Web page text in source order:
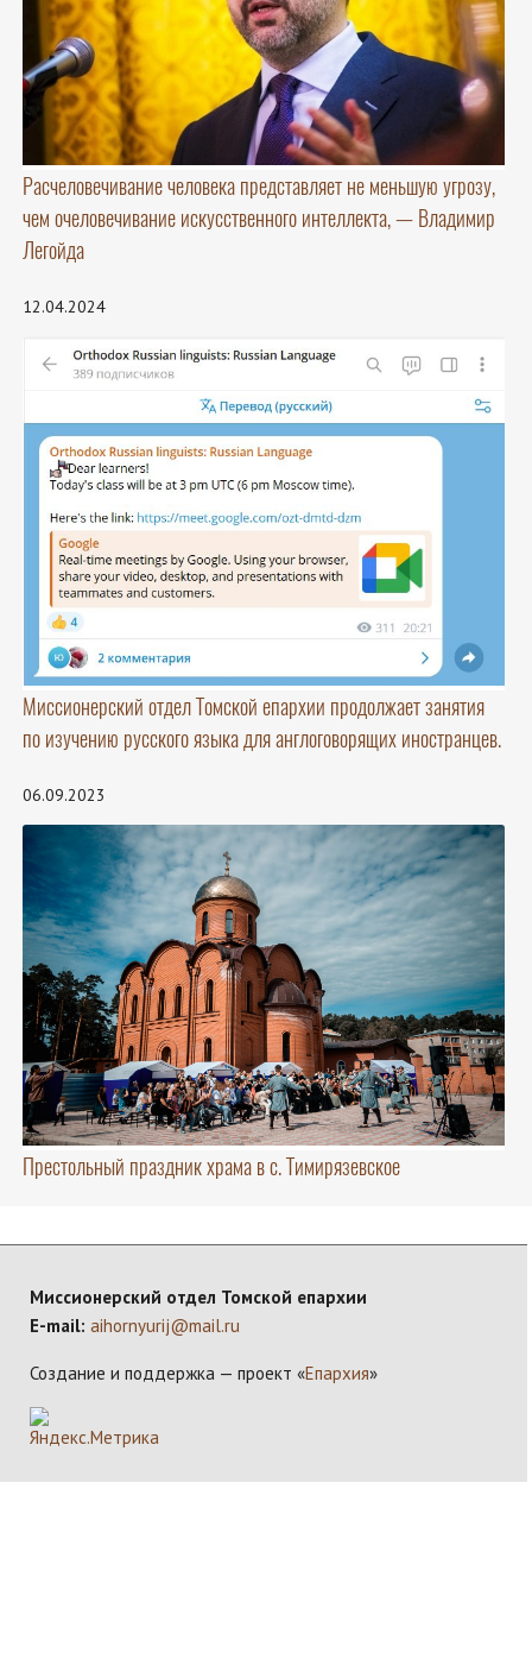
Расчеловечивание человека представляет не меньшую угрозу,
чем очеловечивание искусственного интеллекта, — Владимир
Легойда
12.04.2024
Миссионерский отдел Томской епархии продолжает занятия
по изучению русского языка для англоговорящих иностранцев.
06.09.2023
Престольный праздник храма в с. Тимирязевское
Миссионерский отдел Томской епархии
E-mail: aihornyurij@mail.ru
Создание и поддержка — проект «Епархия»